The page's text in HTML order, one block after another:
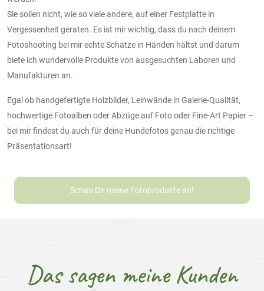
Sie sollen nicht, wie so viele andere, auf einer Festplatte in
Vergessenheit geraten. Es ist mir wichtig, dass du nach deinem
Fotoshooting bei mir echte Schätze in Händen hältst und darum
biete ich wundervolle Produkte von ausgesuchten Laboren und
Manufakturen an.
Egal ob handgefertigte Holzbilder, Leinwände in Galerie-Qualität,
hochwertige Fotoalben oder Abzüge auf Foto oder Fine-Art Papier –
bei mir findest du auch für deine Hundefotos genau die richtige
Präsentationsart!
Schau Dir meine Fotoprodukte an!
Das sagen meine Kunden